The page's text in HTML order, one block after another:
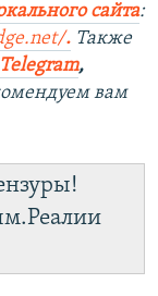
сайта:
. Также
Telegram,
вам